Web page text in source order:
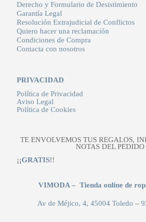
Derecho y Formulario de Desistimiento
Garantía Legal
Resolución Extrajudicial de Conflictos
Quiero hacer una reclamación
Condiciones de Compra
Contacta con nosotros
PRIVACIDAD
Política de Privacidad
Aviso Legal
Política de Cookies
TE ENVOLVEMOS TUS REGALOS,
NOTAS DEL PEDIDO
¡¡GRATIS!!
VIMODA – Tienda online de
Av de Méjico, 4, 45004 Toledo –